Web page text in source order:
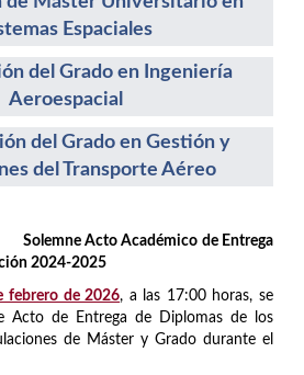
Espaciales
del Grado en Ingeniería
Aeroespacial
del Grado en Gestión y
del Transporte Aéreo
Académico de Entrega
2024-2025
febrero de 2026, a las 17:00 horas, se
Acto de Entrega de Diplomas de los
de Máster y Grado durante el